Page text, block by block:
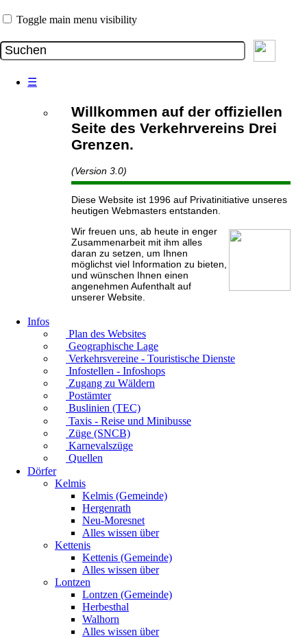
Toggle main menu visibility
☰
Willkommen auf der offiziellen
Seite des Verkehrvereins Drei
Grenzen.
(Version 3.0)
Diese Website ist 1996 auf Privatinitiative unseres
heutigen Webmasters entstanden.
Wir freuen uns, ab heute in enger
Zusammenarbeit mit ihm alles
daran zu setzen, um Ihnen
möglichst viel Information zu bieten,
und wünschen Ihnen einen
angenehmen Aufenthalt auf
unserer Website.
Infos
Plan des Websites
Geographische Lage
Verkehrsvereine - Touristische Dienste
Infostellen - Infoshops
Zugang zu Wäldern
Postämter
Buslinien (TEC)
Taxis - Reise und Minibusse
Züge (SNCB)
Karnevalszüge
Quellen
Dörfer
Kelmis
Kelmis (Gemeinde)
Hergenrath
Neu-Moresnet
Alles wissen über
Kettenis
Kettenis (Gemeinde)
Alles wissen über
Lontzen
Lontzen (Gemeinde)
Herbesthal
Walhorn
Alles wissen über